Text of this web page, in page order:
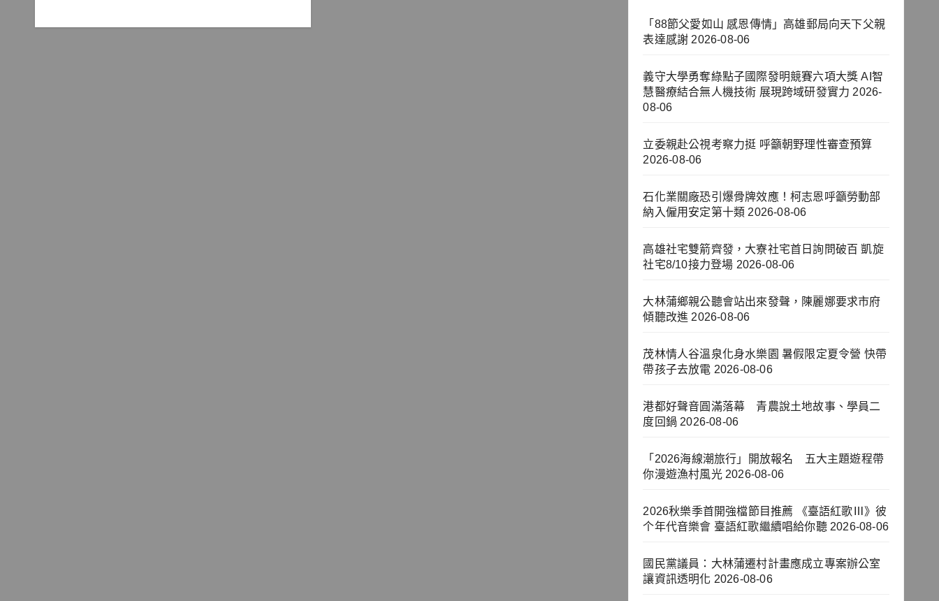
「88節父愛如山 感恩傳情」高雄郵局向天下父親
表達感謝 2026-08-06
義守大學勇奪綠點子國際發明競賽六項大獎 AI智
慧醫療結合無人機技術 展現跨域研發實力 2026-
08-06
立委親赴公視考察力挺 呼籲朝野理性審查預算
2026-08-06
石化業關廠恐引爆骨牌效應！柯志恩呼籲勞動部
納入僱用安定第十類 2026-08-06
高雄社宅雙箭齊發，大寮社宅首日詢問破百 凱旋
社宅8/10接力登場 2026-08-06
大林蒲鄉親公聽會站出來發聲，陳麗娜要求市府
傾聽改進 2026-08-06
茂林情人谷溫泉化身水樂園 暑假限定夏令營 快帶
帶孩子去放電 2026-08-06
港都好聲音圓滿落幕 青農說土地故事、學員二
度回鍋 2026-08-06
「2026海線潮旅行」開放報名 五大主題遊程帶
你漫遊漁村風光 2026-08-06
2026秋樂季首開強檔節目推薦 《臺語紅歌Ⅲ》彼
个年代音樂會 臺語紅歌繼續唱給你聽 2026-08-06
國民黨議員：大林蒲遷村計畫應成立專案辦公室
讓資訊透明化 2026-08-06